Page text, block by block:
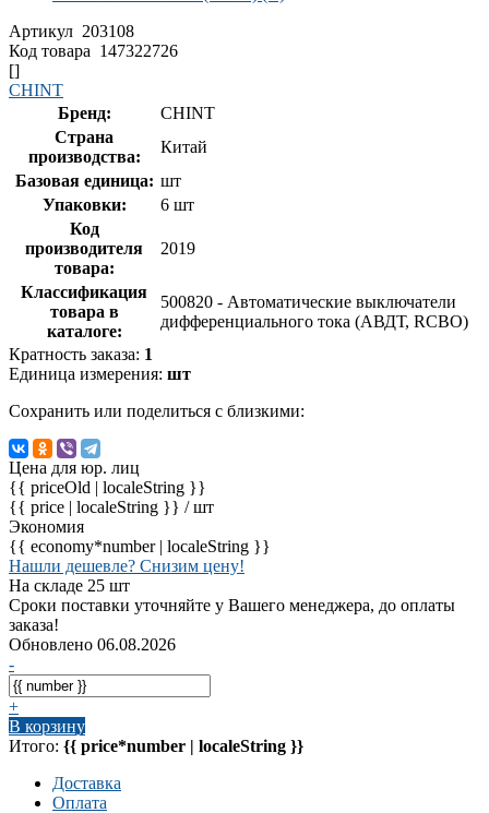
Артикул 203108
Код товара 147322726
[]
CHINT
Бренд:
CHINT
Страна
производства:
Китай
Базовая единица: шт
Упаковки:
6 шт
Код
производителя
товара:
2019
Классификация
товара в
каталоге:
500820 - Автоматические выключатели
дифференциального тока (АВДТ, RCBO)
Кратность заказа: 1
Единица измерения: шт
Сохранить или поделиться с близкими:
Цена для юр. лиц
{{ priceOld | localeString }}
{{ price | localeString }} / шт
Экономия
{{ economy*number | localeString }}
Нашли дешевле? Снизим цену!
На складе 25 шт
Сроки поставки уточняйте у Вашего менеджера, до оплаты
заказа!
Обновлено 06.08.2026
-
+
В корзину
Итого: {{ price*number | localeString }}
Доставка
Оплата